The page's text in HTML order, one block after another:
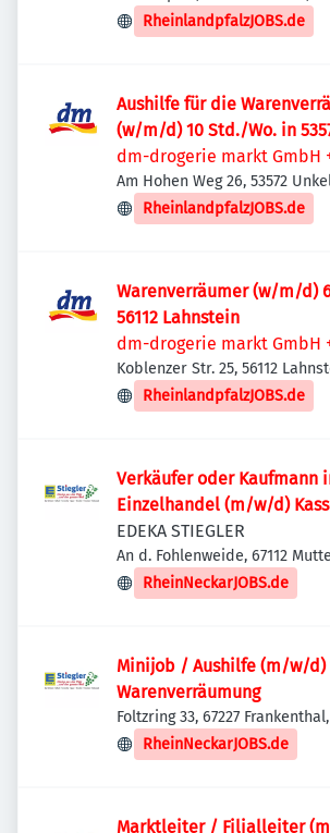
RheinlandpfalzJOBS.de
Aushilfe für die
(w/m/d) 10 Std./Wo. in
dm-drogerie markt GmbH
Am Hohen Weg 26, 53572
RheinlandpfalzJOBS.de
Warenverräumer (w/m/d)
56112 Lahnstein
dm-drogerie markt GmbH
Koblenzer Str. 25, 56112
Deutschland
RheinlandpfalzJOBS.de
Verkäufer oder Kaufmann
Einzelhandel (m/w/d)
EDEKA STIEGLER
An d. Fohlenweide, 67112
Gewerbegebiet Süd,
RheinNeckarJOBS.de
Minijob / Aushilfe (m/w/d)
Warenverräumung
Foltzring 33, 67227
RheinNeckarJOBS.de
Marktleiter / Filialleiter